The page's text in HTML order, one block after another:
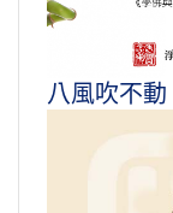
八風吹不動